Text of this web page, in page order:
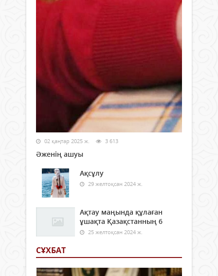
02 қаңтар 2025 ж. 3 613
Әженің ашуы
Ақсұлу
29 желтоқсан 2024 ж.
Ақтау маңында құлаған
ұшақта Қазақстанның 6
25 желтоқсан 2024 ж.
СҰХБАТ